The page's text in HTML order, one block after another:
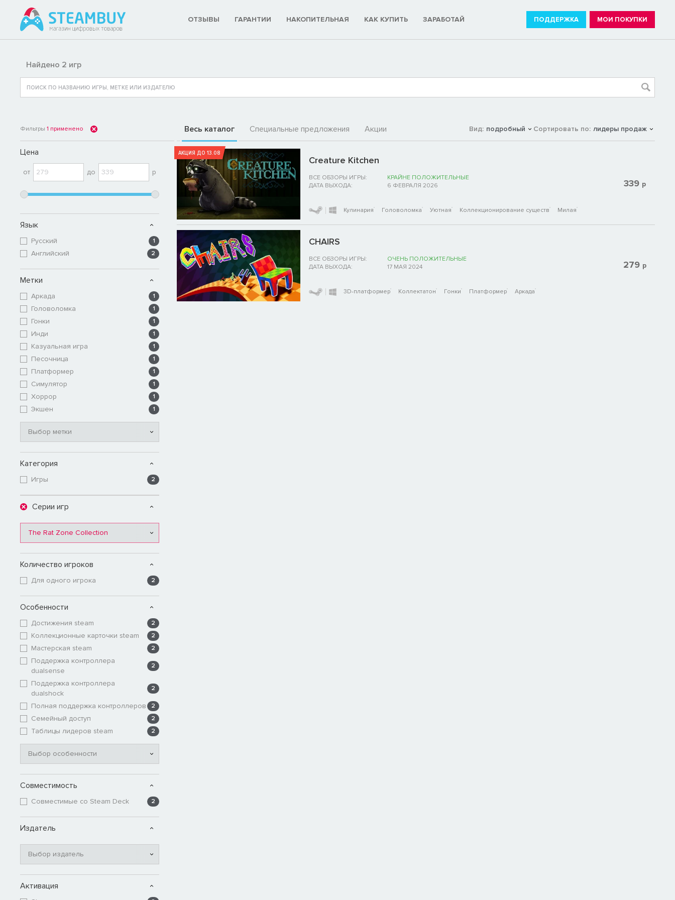
ОТЗЫВЫ ГАРАНТИИ НАКОПИТЕЛЬНАЯ КАК КУПИТЬ ЗАРАБОТАЙ ПОДДЕРЖКА МОИ ПОКУПКИ
Найдено 2 игр
Фильтры 1 применено
Цена
от до р
Язык
Русский 1
Английский 2
Метки
Аркада 1
Головоломка 1
Гонки 1
Инди 1
Казуальная игра 1
Песочница 1
Платформер 1
Симулятор 1
Хоррор 1
Экшен 1
Выбор метки
Категория
Игры 2
Серии игр
The Rat Zone Collection
Количество игроков
Для одного игрока 2
Особенности
Достижения steam 2
Коллекционные карточки steam 2
Мастерская steam 2
Поддержка контроллера
dualsense
2
Поддержка контроллера
dualshock
2
Полная поддержка контроллеров 2
Семейный доступ 2
Таблицы лидеров steam 2
Выбор особенности
Совместимость
Совместимые со Steam Deck 2
Издатель
Выбор издатель
Активация
Весь каталог Специальные предложения Акции Вид: подробный Сортировать по: лидеры продаж
АКЦИЯ ДО 13.08
Creature Kitchen
ВСЕ ОБЗОРЫ ИГРЫ:
КРАЙНЕ ПОЛОЖИТЕЛЬНЫЕ
ДАТА ВЫХОДА:
6 ФЕВРАЛЯ 2026
Кулинария Головоломка Уютная Коллекционирование существ Милая
339 р
CHAIRS
ВСЕ ОБЗОРЫ ИГРЫ:
ОЧЕНЬ ПОЛОЖИТЕЛЬНЫЕ
ДАТА ВЫХОДА:
17 МАЯ 2024
3D-платформер Коллектатон Гонки Платформер Аркада
279 р